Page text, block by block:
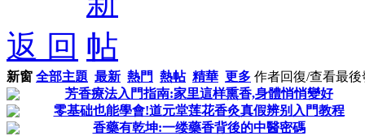
返 回
新窗 全部主題 最新 熱門 熱帖 精華 更多 作者回復/查看最後
芳香療法入門指南:家里這样熏香,身體悄悄變好
零基础也能學會!道元堂莲花香灸真假辨别入門教程
香藥有乾坤:一缕藥香背後的中醫密碼